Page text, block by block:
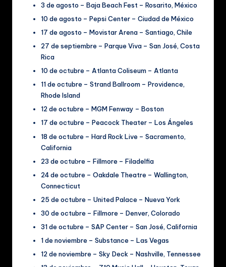
3 de agosto – Baja Beach Fest – Rosarito, México
10 de agosto – Pepsi Center – Ciudad de México
17 de agosto – Movistar Arena – Santiago, Chile
27 de septiembre – Parque Viva – San José, Costa
Rica
10 de octubre – Atlanta Coliseum – Atlanta
11 de octubre – Strand Ballroom – Providence,
Rhode Island
12 de octubre – MGM Fenway – Boston
17 de octubre – Peacock Theater – Los Ángeles
18 de octubre – Hard Rock Live – Sacramento,
California
23 de octubre – Fillmore – Filadelfia
24 de octubre – Oakdale Theatre – Wallington,
Connecticut
25 de octubre – United Palace – Nueva York
30 de octubre – Fillmore – Denver, Colorado
31 de octubre – SAP Center – San José, California
1 de noviembre – Substance – Las Vegas
12 de noviembre – Sky Deck – Nashville, Tennessee